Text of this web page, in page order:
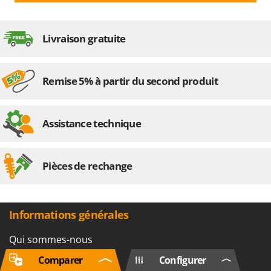
Livraison gratuite
Remise 5% à partir du second produit
Assistance technique
Pièces de rechange
Informations générales
Qui sommes-nous
Marques
Configurer
Comparer